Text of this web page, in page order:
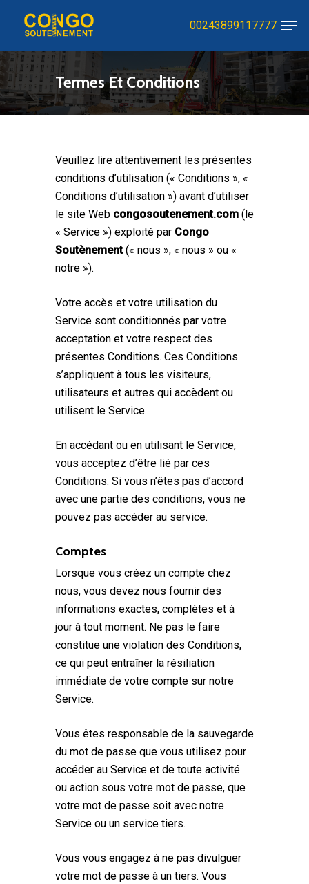
content
00243899117777
Termes Et Conditions
Veuillez lire attentivement les présentes
conditions d’utilisation (« Conditions », «
Conditions d’utilisation ») avant d’utiliser
le site Web congosoutenement.com (le
« Service ») exploité par Congo
Soutènement(« nous », « nous » ou «
notre »).
Votre accès et votre utilisation du
Service sont conditionnés par votre
acceptation et votre respect des
présentes Conditions. Ces Conditions
s’appliquent à tous les visiteurs,
utilisateurs et autres qui accèdent ou
utilisent le Service.
En accédant ou en utilisant le Service,
vous acceptez d’être lié par ces
Conditions. Si vous n’êtes pas d’accord
avec une partie des conditions, vous ne
pouvez pas accéder au service.
Comptes
Lorsque vous créez un compte chez
nous, vous devez nous fournir des
informations exactes, complètes et à
jour à tout moment. Ne pas le faire
constitue une violation des Conditions,
ce qui peut entraîner la résiliation
immédiate de votre compte sur notre
Service.
Vous êtes responsable de la sauvegarde
du mot de passe que vous utilisez pour
accéder au Service et de toute activité
ou action sous votre mot de passe, que
votre mot de passe soit avec notre
Service ou un service tiers.
Vous vous engagez à ne pas divulguer
votre mot de passe à un tiers. Vous
Menu